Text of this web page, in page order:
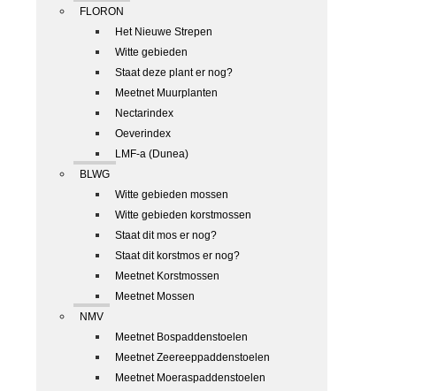
FLORON
Het Nieuwe Strepen
Witte gebieden
Staat deze plant er nog?
Meetnet Muurplanten
Nectarindex
Oeverindex
LMF-a (Dunea)
BLWG
Witte gebieden mossen
Witte gebieden korstmossen
Staat dit mos er nog?
Staat dit korstmos er nog?
Meetnet Korstmossen
Meetnet Mossen
NMV
Meetnet Bospaddenstoelen
Meetnet Zeereeppaddenstoelen
Meetnet Moeraspaddenstoelen